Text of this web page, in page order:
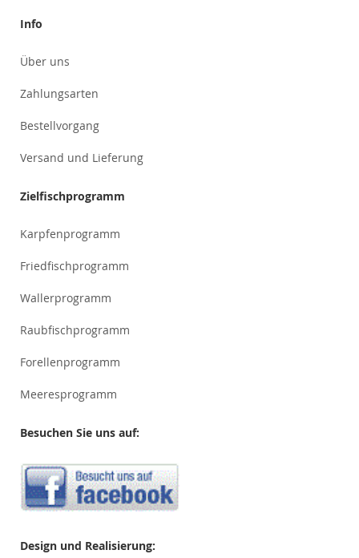
Info
Über uns
Zahlungsarten
Bestellvorgang
Versand und Lieferung
Zielfischprogramm
Karpfenprogramm
Friedfischprogramm
Wallerprogramm
Raubfischprogramm
Forellenprogramm
Meeresprogramm
Besuchen Sie uns auf:
Design und Realisierung: